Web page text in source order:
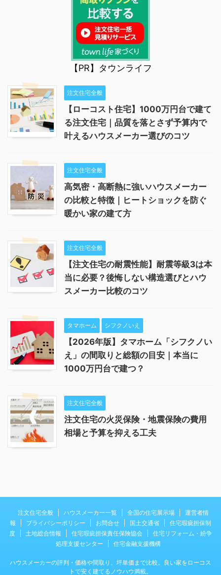
【PR】タウンライフ
注文住宅全般
【ローコスト住宅】1000万円台で建て
る注文住宅｜品質を落とさず予算内で
叶えるハウスメーカー選びのコツ
注文住宅全般
高気密・高断熱に強いハウスメーカー
の比較と特徴｜ヒートショックを防ぐ
暖かい家の建て方
注文住宅全般
【注文住宅の耐震性能】耐震等級3は本
当に必要？後悔しない構造選びとハウ
スメーカー比較のコツ
タマホーム シフクノいえ
【2026年版】タマホーム「シフクノい
え」の間取りと総額の目安｜本当に
1000万円台で建つ？
注文住宅全般
注文住宅の火災保険・地震保険の費用
相場と予算を抑える工夫
注文住宅全般 ハウスメーカー一覧 全国の住宅展示場
運営者情
報
プライバシーポリシー お問合せ 国土交通省
住宅瑕疵担保制
度
土地総合情報 住宅瑕疵担保責任保険協会
住宅リフォーム・紛争
処理支援センター
住宅金融支援機構
ハウスメーカーの評判・価格や間取り、坪単価まで比較。良い家をローコス
トで安く建てるノウハウ満載。